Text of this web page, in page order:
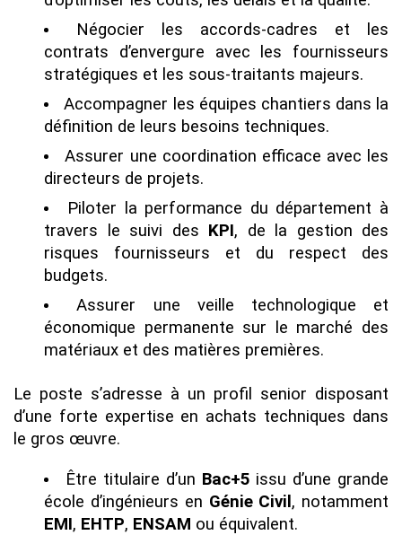
Négocier les accords-cadres et les
contrats d’envergure avec les fournisseurs
stratégiques et les sous-traitants majeurs.
Accompagner les équipes chantiers dans la
définition de leurs besoins techniques.
Assurer une coordination efficace avec les
directeurs de projets.
Piloter la performance du département à
travers le suivi des KPI, de la gestion des
risques fournisseurs et du respect des
budgets.
Assurer une veille technologique et
économique permanente sur le marché des
matériaux et des matières premières.
Le poste s’adresse à un profil senior disposant
d’une forte expertise en achats techniques dans
le gros œuvre.
Être titulaire d’un Bac+5 issu d’une grande
école d’ingénieurs en Génie Civil , notamment
EMI, EHTP, ENSAM ou équivalent.